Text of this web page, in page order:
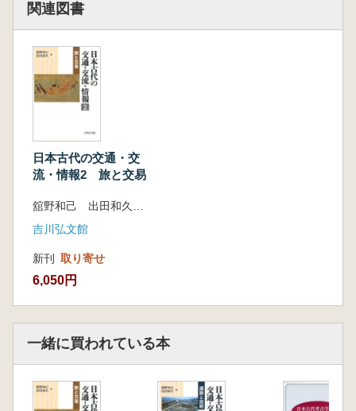
古代東北の軍事と交通―城柵をめぐる交通関
司/コラム 封緘木簡が語ること…高島英之)/Ⅲ
東アジアの交通(中国律令制下の交通制度と道
路…荒川正晴/朝鮮三国の交通制度と道路…田
中俊明/コラム 沖ノ島に残る祭祀遺跡…酒井芳
関連図書
日本古代の交通・交
流・情報2 旅と交易
舘野和己 出田和久 編
吉川弘文館
新刊 取り寄せ
6,050円
一緒に買われている本